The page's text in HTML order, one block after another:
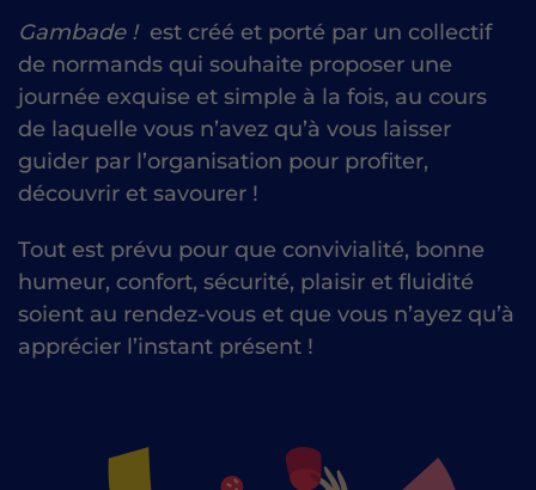
Gambade !est créé et porté par un collectif
de normands qui souhaite proposer une
journée exquise et simple à la fois, au cours
de laquelle vous n’avez qu’à vous laisser
guider par l’organisation pour profiter,
découvrir et savourer !
Tout est prévu pour que convivialité, bonne
humeur, confort, sécurité, plaisir et fluidité
soient au rendez-vous et que vous n’ayez qu’à
apprécier l’instant présent !